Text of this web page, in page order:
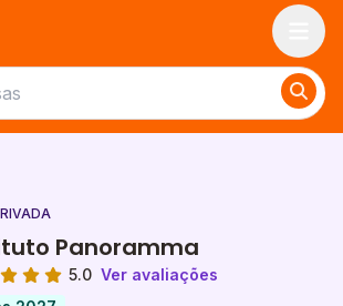
Panoramma
5.0 Ver avaliações